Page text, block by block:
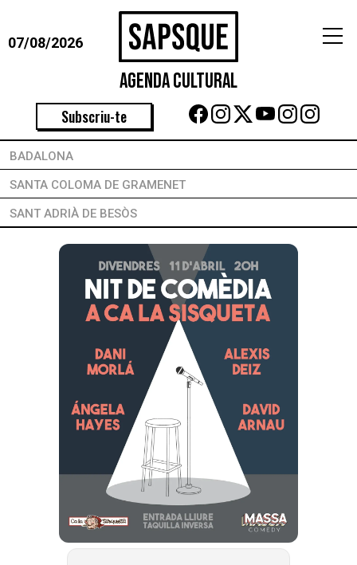
07/08/2026
Agenda Cultural
Subscriu-te
BADALONA
SANTA COLOMA DE GRAMENET
SANT ADRIÀ DE BESÒS